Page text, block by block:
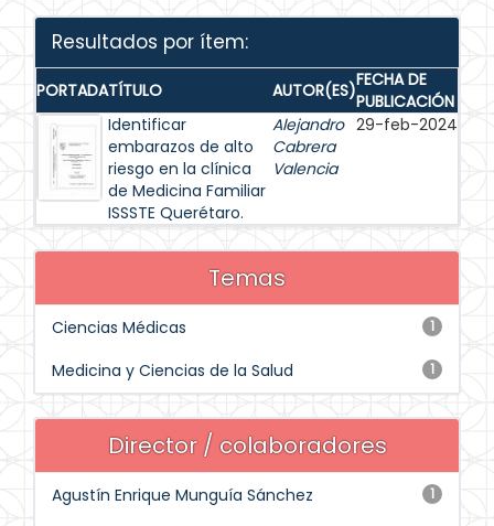
Resultados por ítem:
PORTADATÍTULO AUTOR(ES)FECHA DE
PUBLICACIÓN
Identificar
embarazos de alto
riesgo en la clínica
de Medicina Familiar
ISSSTE Querétaro.
Alejandro
Cabrera
Valencia
29-feb-2024
Temas
1
Ciencias Médicas
1
Medicina y Ciencias de la Salud
Director / colaboradores
1
Agustín Enrique Munguía Sánchez